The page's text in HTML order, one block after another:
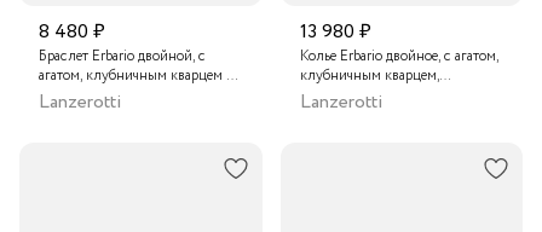
8 480 ₽
Браслет Erbario двойной, с
агатом, клубничным кварцем и
цирконом
Lanzerotti
13 980 ₽
Колье Erbario двойное, с агатом,
клубничным кварцем,
цирконом и бутоном розы
Lanzerotti